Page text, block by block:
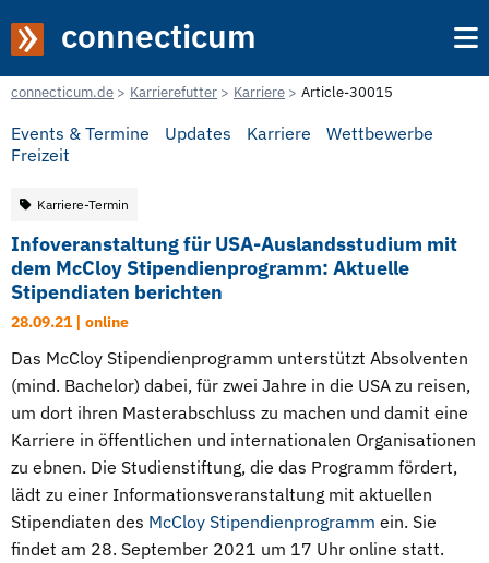
connecticum
connecticum.de Karrierefutter Karriere Article-30015
Events & Termine Updates Karriere
Wettbewerbe
Freizeit
Karriere-Termin
Infoveranstaltung für USA-Auslandsstudium mit
dem McCloy Stipendienprogramm: Aktuelle
Stipendiaten berichten
28.09.21 | online
Das McCloy Stipendienprogramm unterstützt Absolventen
(mind. Bachelor) dabei, für zwei Jahre in die USA zu reisen,
um dort ihren Masterabschluss zu machen und damit eine
Karriere in öffentlichen und internationalen Organisationen
zu ebnen. Die Studienstiftung, die das Programm fördert,
lädt zu einer Informationsveranstaltung mit aktuellen
Stipendiaten des McCloy Stipendienprogramm ein. Sie
findet am 28. September 2021 um 17 Uhr online statt.